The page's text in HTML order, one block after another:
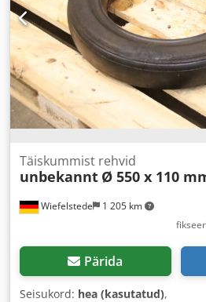
Wiefelstede 1 205 km
Täiskummist rehvid
unbekannt Ø 550 x 110
Pärida
Seisukord: hea (kasutatud),